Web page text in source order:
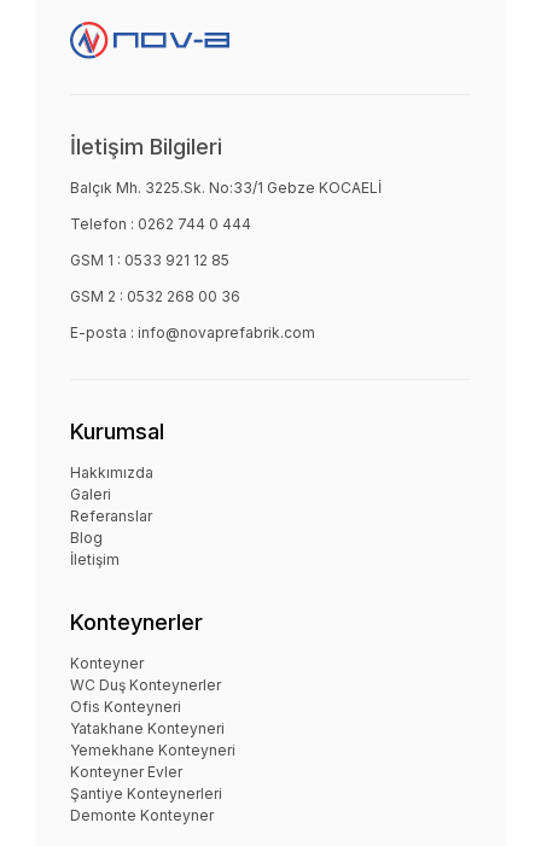
İletişim Bilgileri
Balçık Mh. 3225.Sk. No:33/1 Gebze KOCAELİ
Telefon : 0262 744 0 444
GSM 1 : 0533 921 12 85
GSM 2 : 0532 268 00 36
E-posta : info@novaprefabrik.com
Kurumsal
Hakkımızda
Galeri
Referanslar
Blog
İletişim
Konteynerler
Konteyner
WC Duş Konteynerler
Ofis Konteyneri
Yatakhane Konteyneri
Yemekhane Konteyneri
Konteyner Evler
Şantiye Konteynerleri
Demonte Konteyner